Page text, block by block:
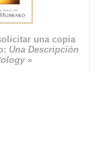
una copia
Una Descripción
»